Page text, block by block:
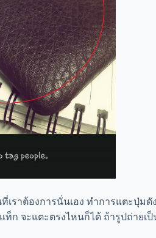
ที่เราต้องการนั่นเอง ทำการแตะปุ่มดั
ท็ก จะแตะตรงไหนก็ได้ ถ้ารูปถ่าย